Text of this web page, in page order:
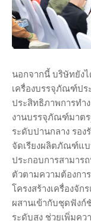
นอกจากนี้ บริษัทยังไ
เครื่องบรรจุภัณฑ์ป
ประสิทธิภาพการทำ
งานบรรจุภัณฑ์มาตร
ระดับปานกลาง รอ
จัดเรียงผลิตภัณฑ์แ
ประกอบการสามาร
ตัวตามความต้องกา
โครงสร้างเครื่องจัก
ผสานเข้ากับชุดฟังก์
ระดับสูง ช่วยเพิ่มค